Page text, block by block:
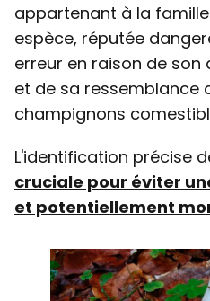
appartenant à la
espèce, réputée
erreur en raison de
et de sa ressemblance
champignons
L'identification précise
cruciale pour éviter
et potentiellement